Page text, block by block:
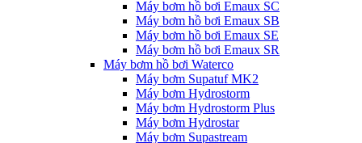
Máy bơm hồ bơi Emaux SC
Máy bơm hồ bơi Emaux SB
Máy bơm hồ bơi Emaux SE
Máy bơm hồ bơi Emaux SR
Máy bơm hồ bơi Waterco
Máy bơm Supatuf MK2
Máy bơm Hydrostorm
Máy bơm Hydrostorm Plus
Máy bơm Hydrostar
Máy bơm Supastream